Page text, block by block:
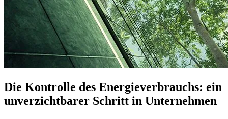
Die Kontrolle des Energieverbrauchs: ein
unverzichtbarer Schritt in Unternehmen